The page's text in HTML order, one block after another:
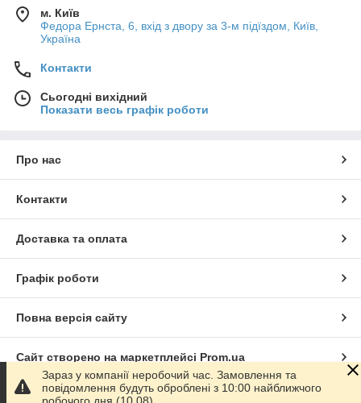
м. Київ
Федора Ернста, 6, вхід з двору за 3-м підїздом, Київ,
Україна
Контакти
Сьогодні вихідний
Показати весь графік роботи
Про нас
Контакти
Доставка та оплата
Графік роботи
Повна версія сайту
Сайт створено на маркетплейсі Prom.ua
Політика конфіденційності
Зараз у компанії неробочий час. Замовлення та
повідомлення будуть оброблені з 10:00 найближчого